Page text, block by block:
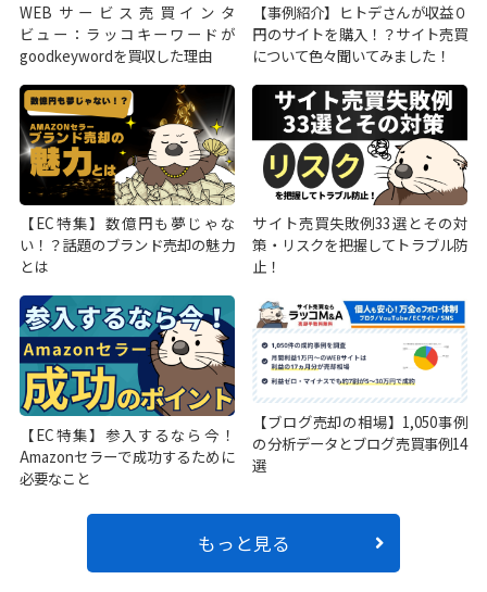
WEBサービス売買インタ
ビュー：ラッコキーワードが
goodkeywordを買収した理由
【事例紹介】ヒトデさんが収益０
円のサイトを購入！？サイト売買
について色々聞いてみました！
【EC特集】数億円も夢じゃな
い！？話題のブランド売却の魅力
とは
サイト売買失敗例33選とその対
策・リスクを把握してトラブル防
止！
【EC特集】参入するなら今！
Amazonセラーで成功するために
必要なこと
【ブログ売却の相場】1,050事例
の分析データとブログ売買事例14
選
もっと見る